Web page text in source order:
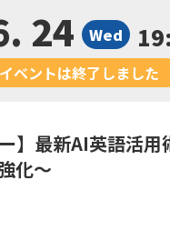
24 Wed
ベントは終了しました
】最新AI英語活用
化〜